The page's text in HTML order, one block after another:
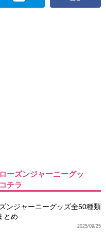
ーズンジャーニーグッ
チラ
ンジャーニーグッズ全50種類
とめ
2025/09/25